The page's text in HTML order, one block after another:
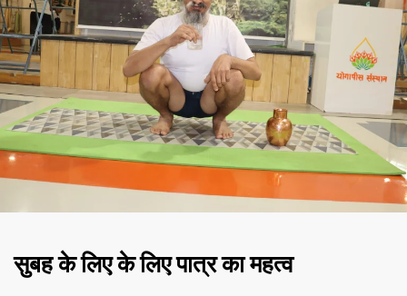
सुबह के लिए के लिए पात्र का महत्व